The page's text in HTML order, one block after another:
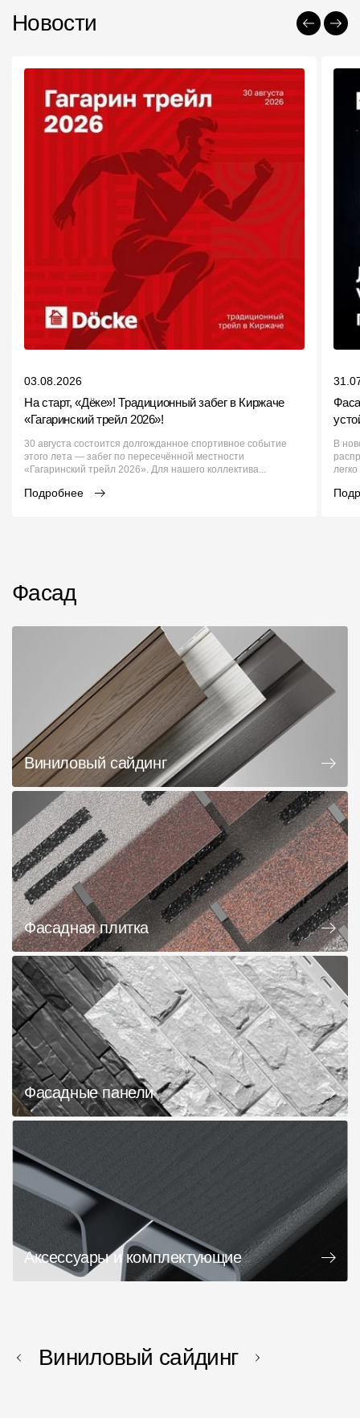
Новости
03.08.2026
На старт, «Дёке»! Традиционный забег в Киржаче
«Гагаринский трейл 2026»!
30 августа состоится долгожданное спортивное событие
этого лета — забег по пересечённой местности
«Гагаринский трейл 2026». Для нашего коллектива...
Подробнее
В
Фасад
Виниловый сайдинг
Фасадная плитка
Фасадные панели
Аксессуары и комплектующие
Виниловый сайдинг